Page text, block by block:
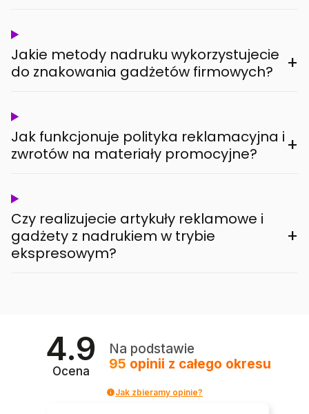
Jakie metody nadruku wykorzystujecie
do znakowania gadżetów firmowych?
+
Jak funkcjonuje polityka reklamacyjna i
zwrotów na materiały promocyjne?
+
Czy realizujecie artykuły reklamowe i
gadżety z nadrukiem w trybie
ekspresowym?
+
4.9
Ocena
Na podstawie
95 opinii z całego okresu
Jak zbieramy opinie?